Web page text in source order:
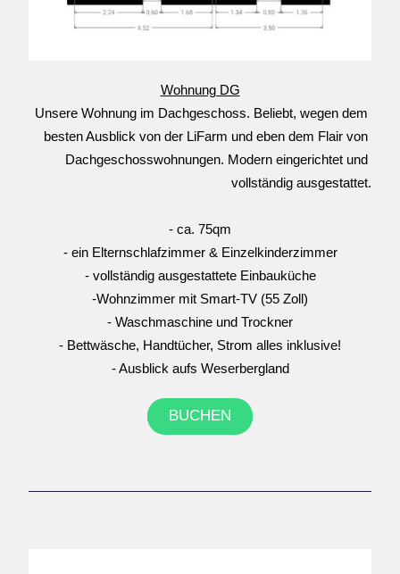
Wohnung DG
Unsere Wohnung im Dachgeschoss. Beliebt, wegen dem
besten Ausblick von der LiFarm und eben dem Flair von
Dachgeschosswohnungen. Modern eingerichtet und
vollständig ausgestattet.
- ca. 75qm
- ein Elternschlafzimmer & Einzelkinderzimmer
- vollständig ausgestattete Einbauküche
-Wohnzimmer mit Smart-TV (55 Zoll)
- Waschmaschine und Trockner
- Bettwäsche, Handtücher, Strom alles inklusive!
- Ausblick aufs Weserbergland
BUCHEN